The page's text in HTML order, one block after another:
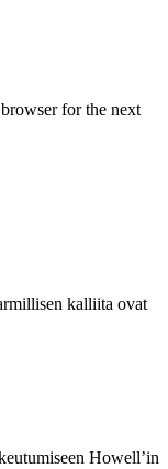
for the next
kalliita ovat
Howell’in